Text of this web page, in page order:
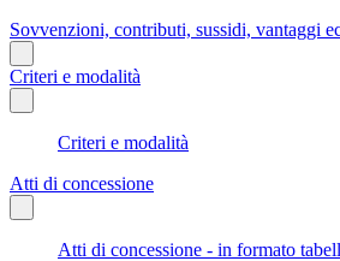
Sovvenzioni, contributi, sussidi, vantaggi
Criteri e modalità
Criteri e modalità
Atti di concessione
Atti di concessione - in formato